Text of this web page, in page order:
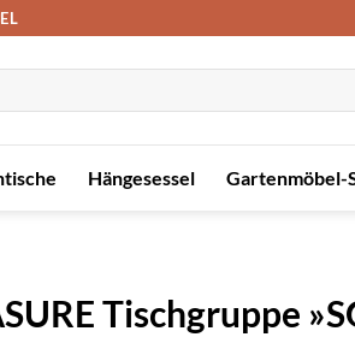
Hängesessel Gartenmöbel-
Tischgruppe